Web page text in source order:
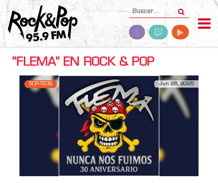
"FLEMA" EN ROCK & POP
SORTEOS Jun 26, 2025